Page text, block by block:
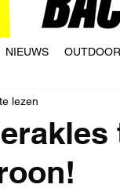
NIEUWS
lezen